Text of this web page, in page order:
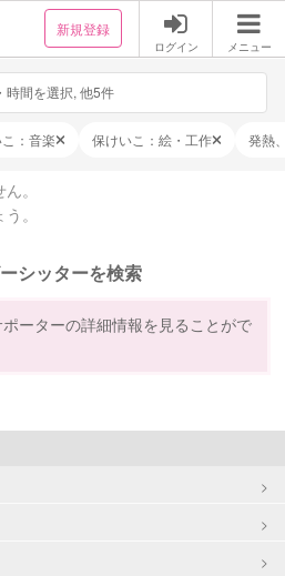
新規登録
ログイン メニュー
時間を選択, 他5件
：音楽 保けいこ：絵・工作 発熱
。
。
シッターを検索
ーターの詳細情報を見ることがで